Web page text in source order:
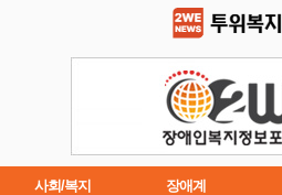
사회/복지 장애계